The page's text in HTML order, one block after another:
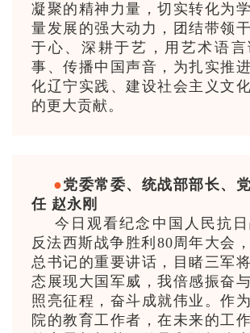
凝聚的精神力量，切实转化为
量发展的强大动力，团结带领
于心、深耕于艺，用艺术语
事、传播中国声音，为扎实推
化辽宁实践、建设社会主义文
的更大贡献。
●党委常委、统战部部长、
任 赵永刚
今日观看纪念中国人民抗
反法西斯战争胜利80周年大会
总书记的重要讲话，目睹三军
态展现大国军威，我倍感振奋
照亮征程，奋斗成就伟业。作
院的教育工作者，在未来的工